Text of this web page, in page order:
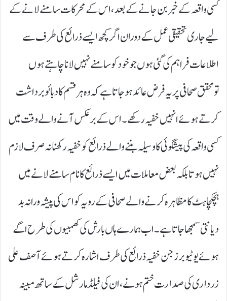
کسی واقعہ کے خبر بن جانے کے بعد، اس کے محرکات سامنے لانے کے
لیے جاری تحقیقی عمل کے دوران اگر کچھ ایسے ذرائع کی طرف سے
اطلاعات فراہم کی گئی ہوں جو خود کو سامنے نہیں لانا چاہتے ہوں
تومحقق صحافی پر یہ فرض عائد ہو جاتا ہے کہ وہ ہر قسم کا دبائو برداشت
کرتے ہوئے انہیں خفیہ رکھے۔ اس کے برعکس آنے والے وقت میں
کسی واقعہ کی پیشگوئی کا وسیلہ بننے والے ذرائع کو خفیہ رکھنا نہ صرف لازم
نہیں ہوتا بلکہ بعض معاملات میں ایسے ذرائع کا نام سامنے لانے میں
ہچکچاہٹ کا مظاہرہ کرنے والے صحافی کے رویہ کو اس کی پیشہ ورانہ بد
دیانتی سمجھا جاتا ہے۔ اب ہمارے ہاں بارش کی کھمبیوں کی طرح اگے
ہوئے یوٹیوبرز جن خفیہ ذرائع کی طرف اشارہ کرتے ہوئے آصف علی
زرداری کی صدارت ختم ہونے، ان کی فیلڈ مارشل کے ساتھ مبینہ